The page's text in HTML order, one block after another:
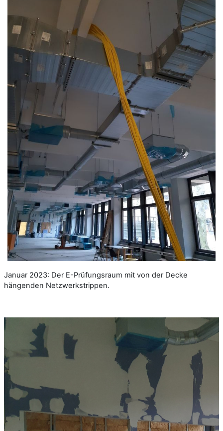
Januar 2023: Der E-Prüfungsraum mit von der Decke
hängenden Netzwerkstrippen.